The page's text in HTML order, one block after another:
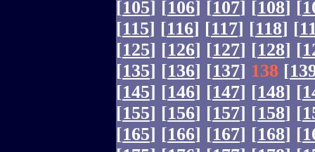
[105] [106] [107] [108] [
[115] [116] [117] [118] [
[125] [126] [127] [128] [
[135] [136] [137] 138 [
[145] [146] [147] [148] [
[155] [156] [157] [158] [
[165] [166] [167] [168] [